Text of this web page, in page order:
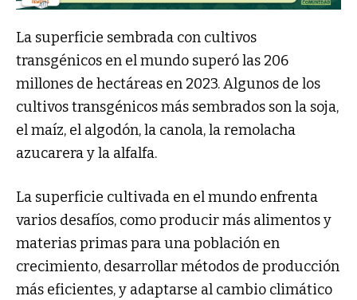
La superficie sembrada con cultivos
transgénicos en el mundo superó las 206
millones de hectáreas en 2023. Algunos de los
cultivos transgénicos más sembrados son la soja,
el maíz, el algodón, la canola, la remolacha
azucarera y la alfalfa.
La superficie cultivada en el mundo enfrenta
varios desafíos, como producir más alimentos y
materias primas para una población en
crecimiento, desarrollar métodos de producción
más eficientes, y adaptarse al cambio climático